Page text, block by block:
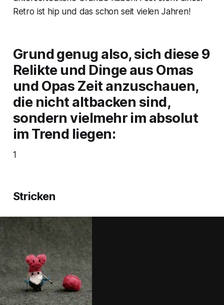
Retro ist hip und das schon seit vielen Jahren!
Grund genug also, sich diese 9
Relikte und Dinge aus Omas
und Opas Zeit anzuschauen,
die nicht altbacken sind,
sondern vielmehr im absolut
im Trend liegen:
1
Stricken